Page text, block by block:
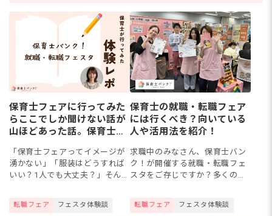
保育士フェアに行ってみた
らここでしか聞けない話が
山ほどあった話。保育士バ
「保育士フェアってイメージが
湧かない」「服装はどうすれば
いい？1人でも大丈夫？」そんな
タ』に参加してみたら、お堅い
転職フェア フェスタ体験談
保育士の就職・転職フェア
には行くべき？向いている
人や活用法を紹介！
求職中のみなさん、保育士バン
ク！が開催する就職・転職フェ
スタをご存じですか？多くの保
らい』『本当に意味あるの？』
転職フェア フェスタ体験談